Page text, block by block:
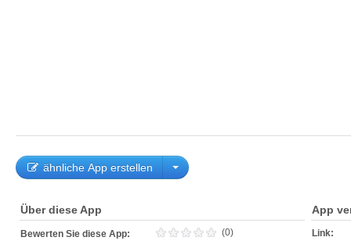
ähnliche App erstellen
Über diese App
Bewerten Sie diese App: (0)
App
Link: